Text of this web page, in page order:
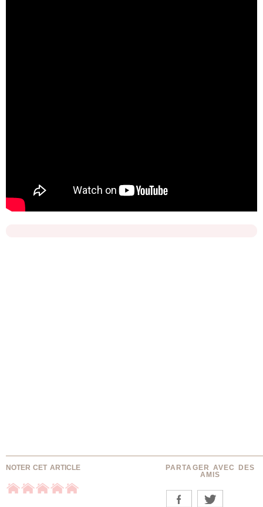
NOTER CET ARTICLE
PARTAGER AVEC DES
AMIS